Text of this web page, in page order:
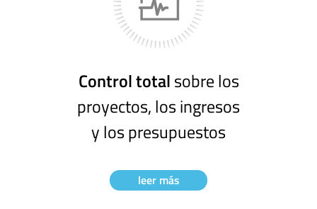
Control totalsobre los
proyectos, los ingresos
y los presupuestos
leer más